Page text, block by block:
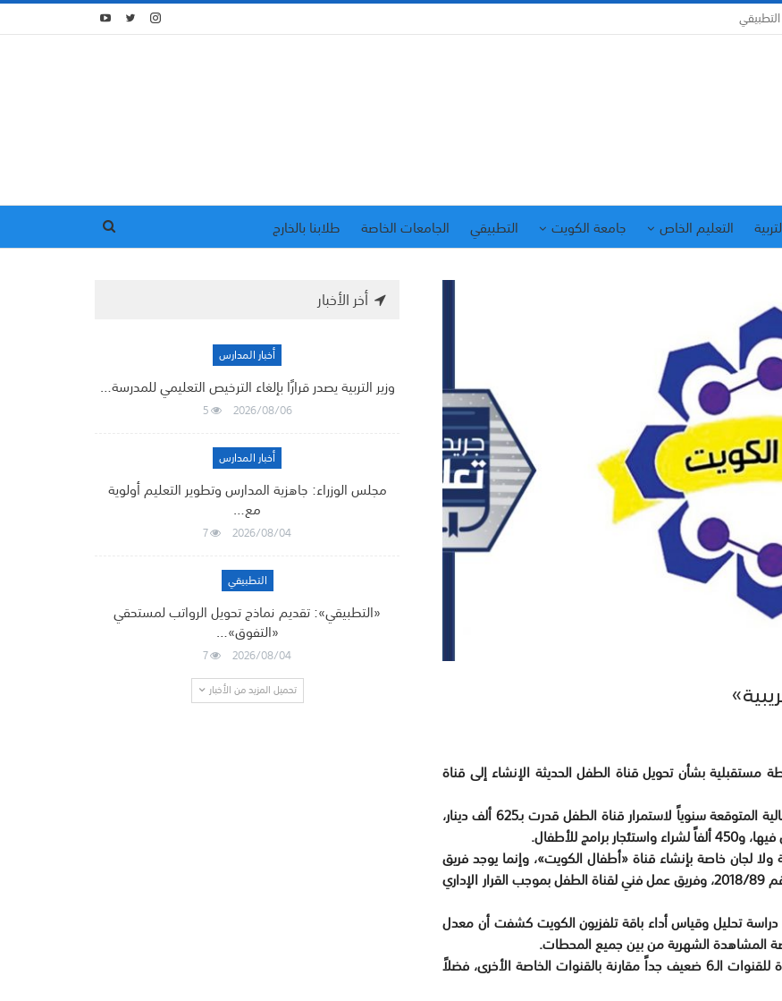
التطبيقي
التعليم الخاص جامعة الكويت التطبيقي الجامعات الخاصة
طلابنا بالخارج
مستقبلية بشأن تحويل قناة الطفل الحديثة الإنشاء إلى قناة
وقال في جوابه على سؤال النائب راكان النصف إن التكلفة المالية المتوقعة سنوياً لاستمرار قناة الطفل قدرت بـ625 ألف دينار،
لجان خاصة بإنشاء قناة «أطفال الكويت»، وإنما يوجد فريق
عمل استشاري لقناة «أطفال الكويت»، بموجب القرار الإداري رقم 2018/89، وفريق عمل فني لقناة الطفل بموجب القرار الإداري
تحليل وقياس أداء باقة تلفزيون الكويت كشفت أن معدل
وبحسب التحليل الإحصائي للتلفزيون، يتضح أن معدل المشاهدة للقنوات الـ6 ضعيف جداً مقارنة بالقنوات الخاصة الأخرى، فضلاً
أخر الأخبار
أخبار المدارس
وزير التربية يصدر قرارًا بإلغاء الترخيص التعليمي للمدرسة…
2026/08/06
5
أخبار المدارس
مجلس الوزراء: جاهزية المدارس وتطوير التعليم أولوية
مع…
2026/08/04
7
التطبيقي
«التطبيقي»: تقديم نماذج تحويل الرواتب لمستحقي
«التفوق»…
2026/08/04
7
تحميل المزيد من الأخبار